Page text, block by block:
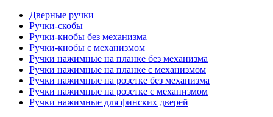
Дверные ручки
Ручки-скобы
Ручки-кнобы без механизма
Ручки-кнобы с механизмом
Ручки нажимные на планке без механизма
Ручки нажимные на планке с механизмом
Ручки нажимные на розетке без механизма
Ручки нажимные на розетке с механизмом
Ручки нажимные для финских дверей